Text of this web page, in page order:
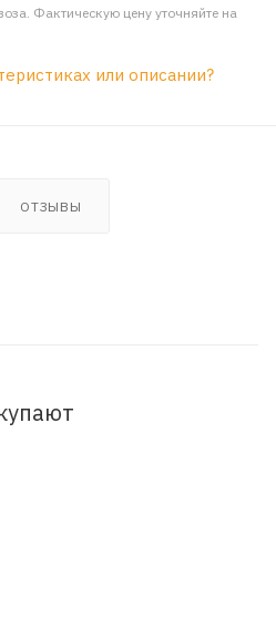
Фактическую цену уточняйте на
или описании?
ОТЗЫВЫ